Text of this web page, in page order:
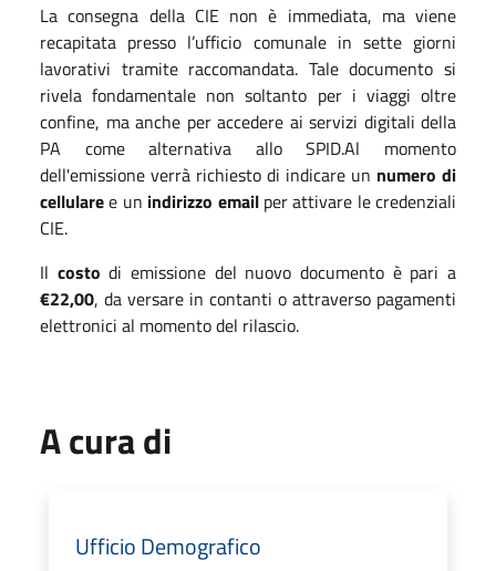
La consegna della CIE non è immediata, ma viene
recapitata presso l’ufficio comunale in sette giorni
lavorativi tramite raccomandata. Tale documento si
rivela fondamentale non soltanto per i viaggi oltre
confine, ma anche per accedere ai servizi digitali della
PA come alternativa allo SPID.Al momento
dell'emissione verrà richiesto di indicare un numero di
cellularee un indirizzo emailper attivare le credenziali
CIE.
Il costo di emissione del nuovo documento è pari a
€22,00, da versare in contanti o attraverso pagamenti
elettronici al momento del rilascio.
A cura di
Ufficio Demografico